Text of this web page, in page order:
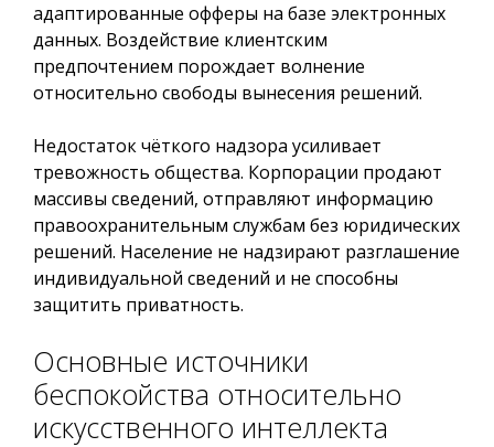
адаптированные офферы на базе электронных
данных. Воздействие клиентским
предпочтением порождает волнение
относительно свободы вынесения решений.
Недостаток чёткого надзора усиливает
тревожность общества. Корпорации продают
массивы сведений, отправляют информацию
правоохранительным службам без юридических
решений. Население не надзирают разглашение
индивидуальной сведений и не способны
защитить приватность.
Основные источники
беспокойства относительно
искусственного интеллекта